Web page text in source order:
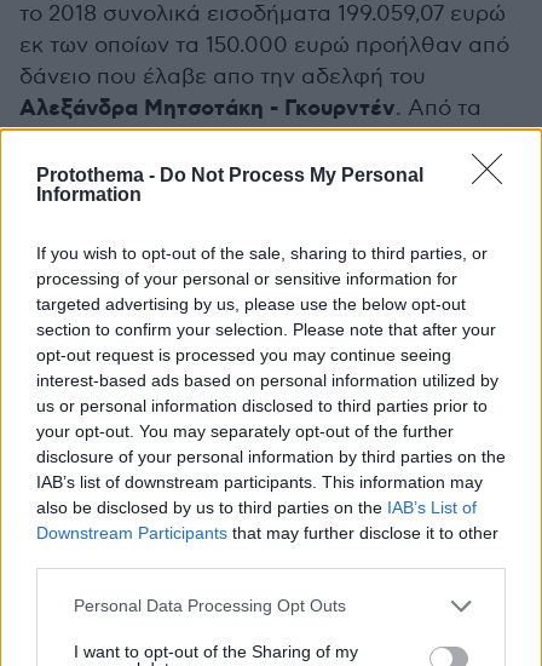
Protothema - Do Not Process My Personal
Information
If you wish to opt-out of the sale, sharing to third parties, or
processing of your personal or sensitive information for
targeted advertising by us, please use the below opt-out
section to confirm your selection. Please note that after your
opt-out request is processed you may continue seeing
interest-based ads based on personal information utilized by
us or personal information disclosed to third parties prior to
your opt-out. You may separately opt-out of the further
disclosure of your personal information by third parties on the
IAB’s list of downstream participants. This information may
also be disclosed by us to third parties on the IAB’s List of
Downstream Participants that may further disclose it to other
Please note that this website/app uses one or more Google
not limited to your visit or usage behaviour. You may click to
Personal Data Processing Opt Outs
I want to opt-out of the Sharing of my
το 2018 συνολικά εισοδήματα 199.059,07 ευρώ
εκ των οποίων τα 150.000 ευρώ προήλθαν από
δάνειο που έλαβε απο την αδελφή του
Αλεξάνδρα Μητσοτάκη - Γκουρντέν. Από τα
αγροτική επιχειρηματική δραστηριότητα,
10.000 ευρώ από ακίνητα, 35.964, 24 ευρώ ήταν
αποζημίωσης, ενώ 1.159,56 ευρώ προήλθαν από
άλλες περιπτώσεις.
Η σύζυγος του πρωθυπουργούΜαρέβα
Γκραμπόφσκιδήλωσε εισόδημα από μισθωτές
υπηρεσίες ύψους 41.346,24 ευρώ, 30.500 ευρώ
από ακίνητα και 4,1 ευρώ από μερίσματα και
τόκους.
Ο κ. Μητσοτάκης δήλωσε κάτοχος μεριδίων
7.748,42 ευρώ ενώ η σύζυγος του δηλώνει για
το 2018 τρεις θυρίδες σε τράπεζα οι οποίες